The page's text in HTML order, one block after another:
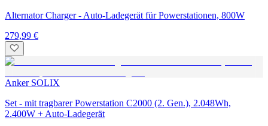
Alternator Charger - Auto-Ladegerät für Powerstationen, 800W
279,99 €
Anker SOLIX
Set - mit tragbarer Powerstation C2000 (2. Gen.), 2.048Wh,
2.400W + Auto-Ladegerät